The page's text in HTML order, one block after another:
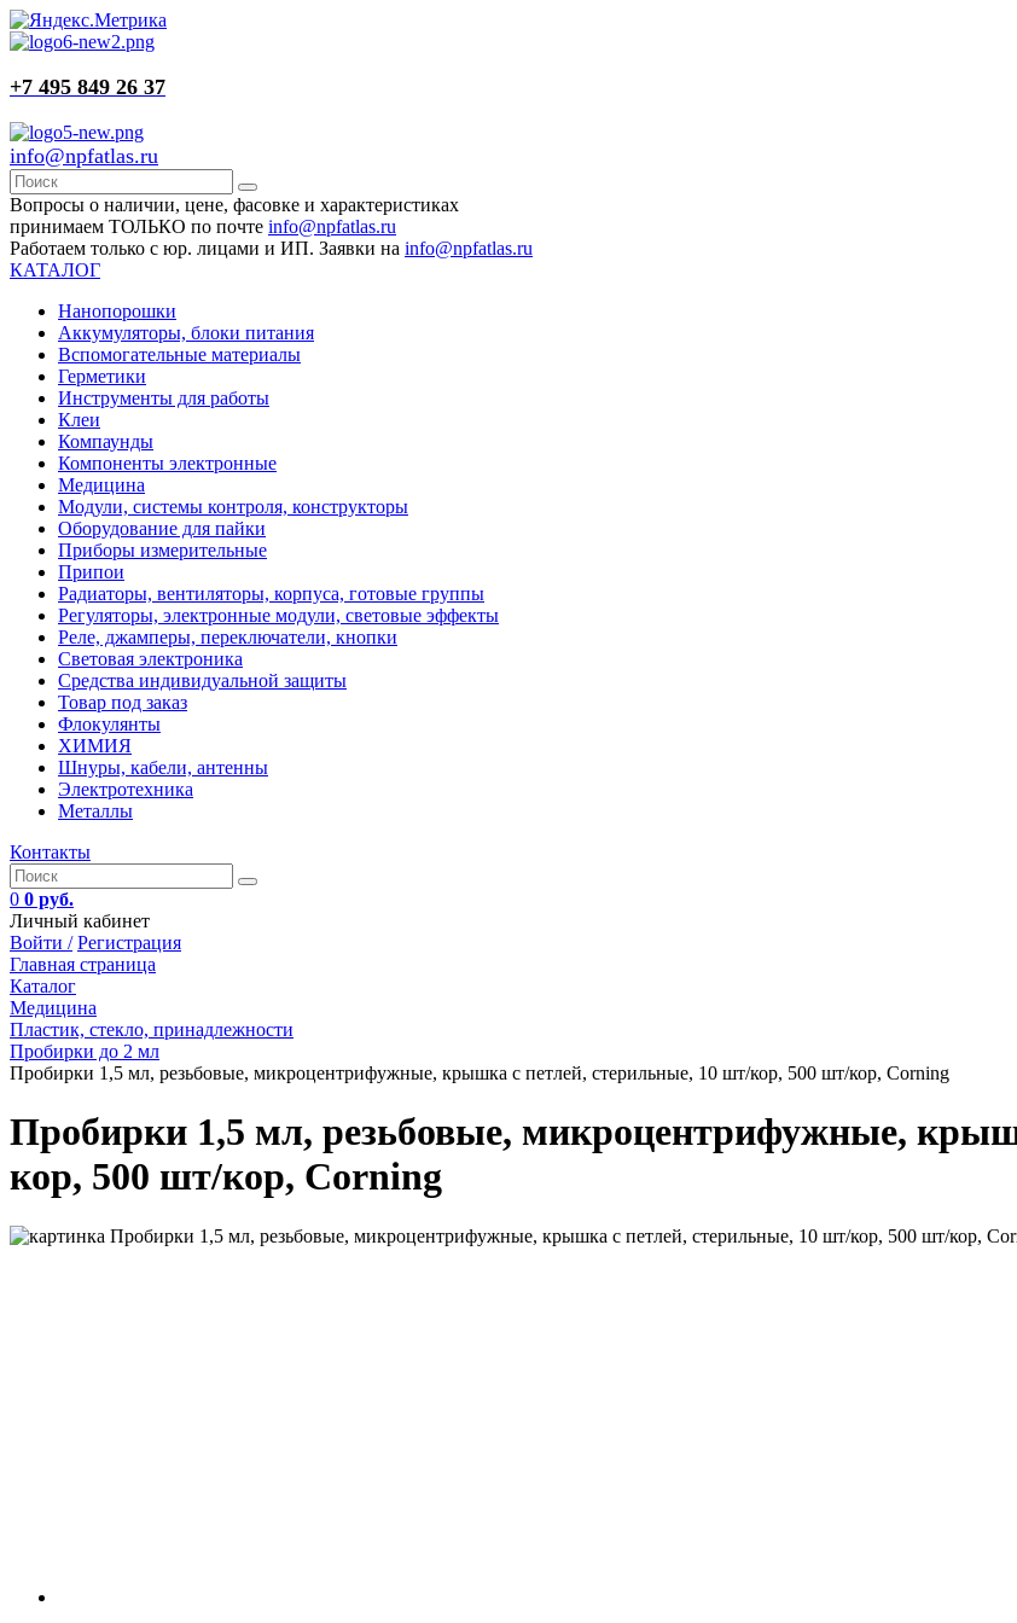
+7 495 849 26 37
info@npfatlas.ru
Вопросы о наличии, цене, фасовке и характеристиках
принимаем ТОЛЬКО по почте info@npfatlas.ru
Работаем только с юр. лицами и ИП. Заявки на info@npfatlas.ru
КАТАЛОГ
Нанопорошки
Аккумуляторы, блоки питания
Вспомогательные материалы
Герметики
Инструменты для работы
Клеи
Компаунды
Компоненты электронные
Медицина
Модули, системы контроля, конструкторы
Оборудование для пайки
Приборы измерительные
Припои
Радиаторы, вентиляторы, корпуса, готовые группы
Регуляторы, электронные модули, световые эффекты
Реле, джамперы, переключатели, кнопки
Световая электроника
Средства индивидуальной защиты
Товар под заказ
Флокулянты
ХИМИЯ
Шнуры, кабели, антенны
Электротехника
Металлы
Контакты
0 0 руб.
Личный кабинет
Войти / Регистрация
Главная страница
Каталог
Медицина
Пластик, стекло, принадлежности
Пробирки до 2 мл
Пробирки 1,5 мл, резьбовые, микроцентрифужные, крышка с петлей, стерильные, 10 шт/кор, 500 шт/кор, Corning
Пробирки 1,5 мл, резьбовые, микроцентрифужные,
кор, 500 шт/кор, Corning